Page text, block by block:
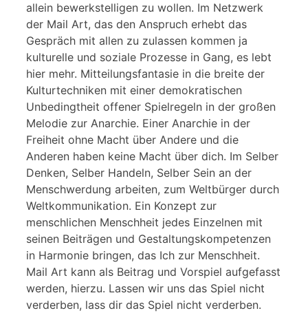
allein bewerkstelligen zu wollen. Im Netzwerk
der Mail Art, das den Anspruch erhebt das
Gespräch mit allen zu zulassen kommen ja
kulturelle und soziale Prozesse in Gang, es lebt
hier mehr. Mitteilungsfantasie in die breite der
Kulturtechniken mit einer demokratischen
Unbedingtheit offener Spielregeln in der großen
Melodie zur Anarchie. Einer Anarchie in der
Freiheit ohne Macht über Andere und die
Anderen haben keine Macht über dich. Im Selber
Denken, Selber Handeln, Selber Sein an der
Menschwerdung arbeiten, zum Weltbürger durch
Weltkommunikation. Ein Konzept zur
menschlichen Menschheit jedes Einzelnen mit
seinen Beiträgen und Gestaltungskompetenzen
in Harmonie bringen, das Ich zur Menschheit.
Mail Art kann als Beitrag und Vorspiel aufgefasst
werden, hierzu. Lassen wir uns das Spiel nicht
verderben, lass dir das Spiel nicht verderben.